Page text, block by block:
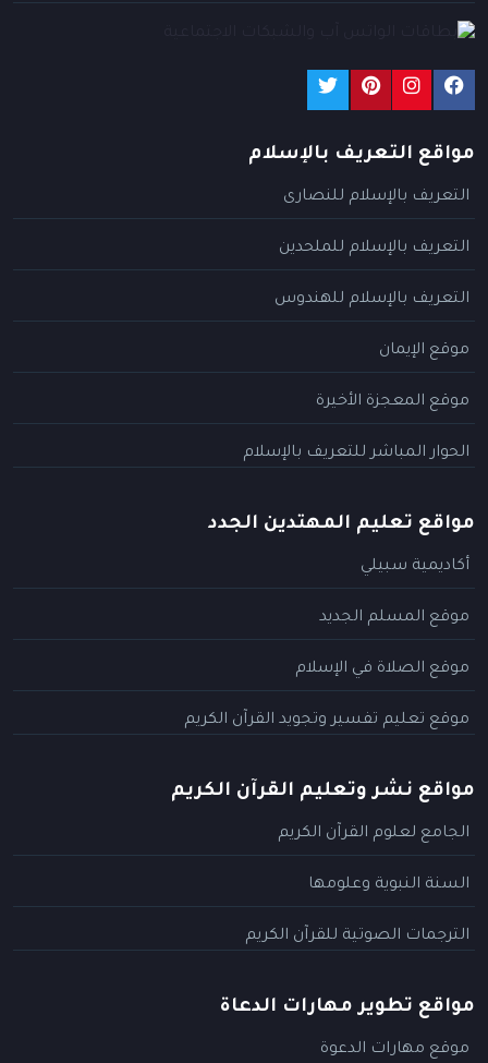
مواقع التعريف بالإسلام
التعريف بالإسلام للنصارى
التعريف بالإسلام للملحدين
التعريف بالإسلام للهندوس
موقع الإيمان
موقع المعجزة الأخيرة
الحوار المباشر للتعريف بالإسلام
مواقع تعليم المهتدين الجدد
أكاديمية سبيلي
موقع المسلم الجديد
موقع الصلاة في الإسلام
موقع تعليم تفسير وتجويد القرآن الكريم
مواقع نشر وتعليم القرآن الكريم
الجامع لعلوم القرآن الكريم
السنة النبوية وعلومها
الترجمات الصوتية للقرآن الكريم
مواقع تطوير مهارات الدعاة
موقع مهارات الدعوة